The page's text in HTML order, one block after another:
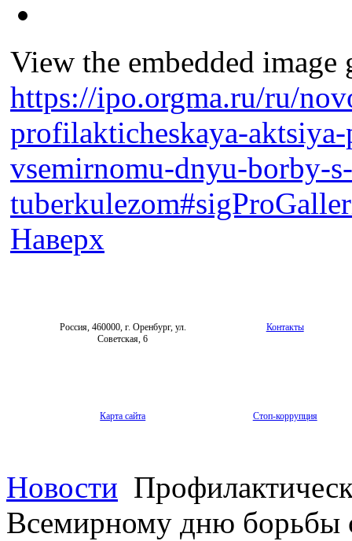
View the embedded
https://ipo.orgma.ru/ru/
profilakticheskaya-aktsiya-
vsemirnomu-dnyu-borby-s-
Наверх
Россия, 460000, г. Оренбург, ул.
Советская, 6
Контакты
Карта сайта Стоп-коррупция
Новости
Всемирному дню борьбы